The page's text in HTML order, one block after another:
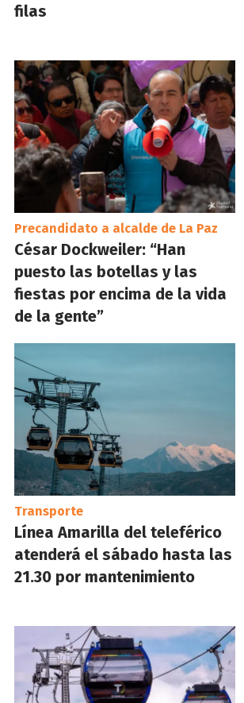
filas
Precandidato a alcalde de La Paz
César Dockweiler: “Han
puesto las botellas y las
fiestas por encima de la vida
de la gente”
Transporte
Línea Amarilla del teleférico
atenderá el sábado hasta las
21.30 por mantenimiento